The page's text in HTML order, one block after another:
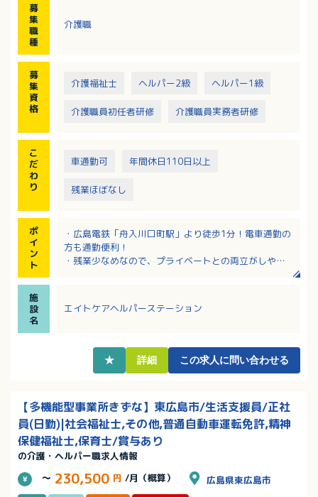
募
集
職
種
介護職
募
集
資
格
介護福祉士 ヘルパー2級 ヘルパー1級
介護職員初任者研修 介護職員実務者研修
こ
だ
わ
り
車通勤可 年間休日110日以上
残業ほぼなし
ポ
イ
ン
ト
・広島電鉄「舟入川口町駅」より徒歩1分！電車通勤の
方も通勤便利！
・残業少なめなので、プライベートとの両立がしやす
施
設
名
エイトケアヘルパーステーション
★ 詳細 この求人に問い合わせる
【多機能型事業所きずな】東広島市/生活支援員/正社
員(日勤)|社会福祉士,その他,普通自動車運転免許,精神
保健福祉士,保育士/賞与あり
の介護・ヘルパー職求人情報
～ 230,500 円 /月（概算） 広島県東広島市